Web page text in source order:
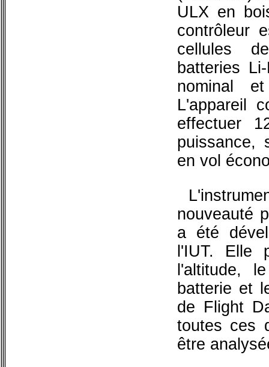
ULX en
contrôleur
cellules
batteries
nominal
L'appareil
effectuer
puissance,
en vol
nouveauté
a été
l'IUT. Elle
l'altitude,
batterie et
de Flight
toutes ces
être